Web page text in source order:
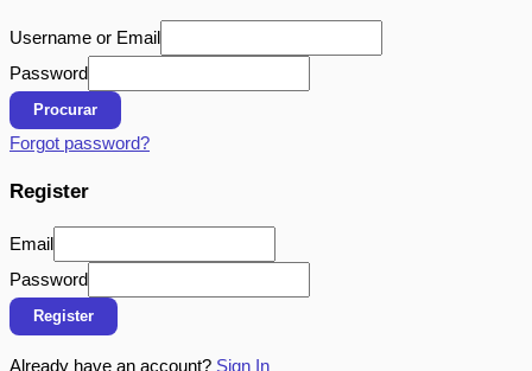
Username or Email
Password
Procurar
Forgot password?
Register
Email
Password
Register
Already have an account? Sign In